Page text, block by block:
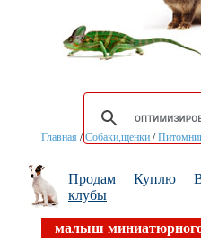
Главная /Собаки,щенки /
Продам Куплю
клубы
малыш